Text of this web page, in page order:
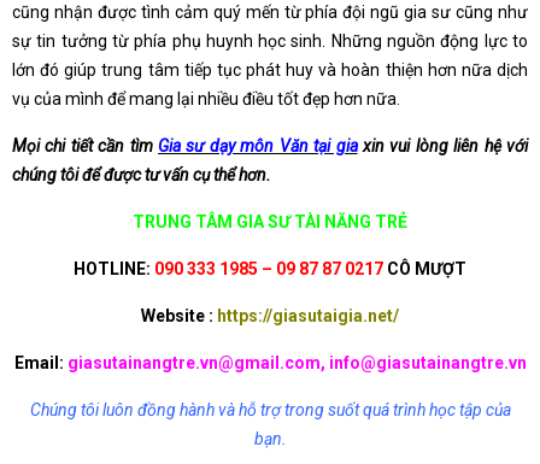
cũng nhận được tình cảm quý mến từ phía đội ngũ gia sư cũng như
sự tin tưởng từ phía phụ huynh học sinh. Những nguồn động lực to
lớn đó giúp trung tâm tiếp tục phát huy và hoàn thiện hơn nữa dịch
vụ của mình để mang lại nhiều điều tốt đẹp hơn nữa.
Mọi chi tiết cần tìm Gia sư dạy môn Văn tại giaxin vui lòng liên hệ với
chúng tôi để được tư vấn cụ thể hơn.
TRUNG TÂM GIA SƯ TÀI NĂNG TRẺ
HOTLINE: 090 333 1985 – 09 87 87 0217 CÔ MƯỢT
Website : https://giasutaigia.net/
Email: giasutainangtre.vn@gmail.com, info@giasutainangtre.vn
Chúng tôi luôn đồng hành và hỗ trợ trong suốt quá trình học tập của
bạn.